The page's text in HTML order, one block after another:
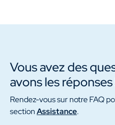
Vous avez des
avons les réponses
Rendez-vous sur notre FAQ
sectionAssistance.